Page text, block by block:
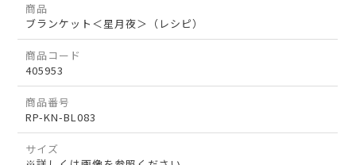
商品
ブランケット＜星月夜＞（レシピ）
商品コード
405953
商品番号
RP-KN-BL083
サイズ